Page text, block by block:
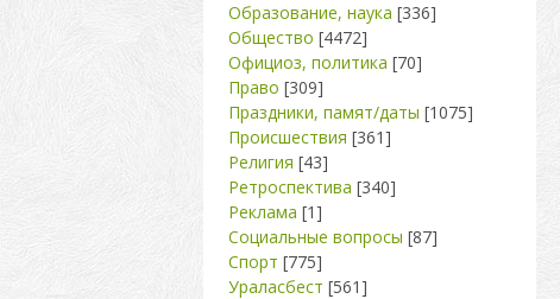
Образование, наука [336]
Общество [4472]
Официоз, политика [70]
Право [309]
Праздники, памят/даты [1075]
Происшествия [361]
Религия [43]
Ретроспектива [340]
Реклама [1]
Социальные вопросы [87]
Спорт [775]
Ураласбест [561]